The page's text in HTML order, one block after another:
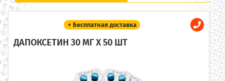
+ Бесплатная доставка
ДАПОКСЕТИН 30 МГ X 50 ШТ